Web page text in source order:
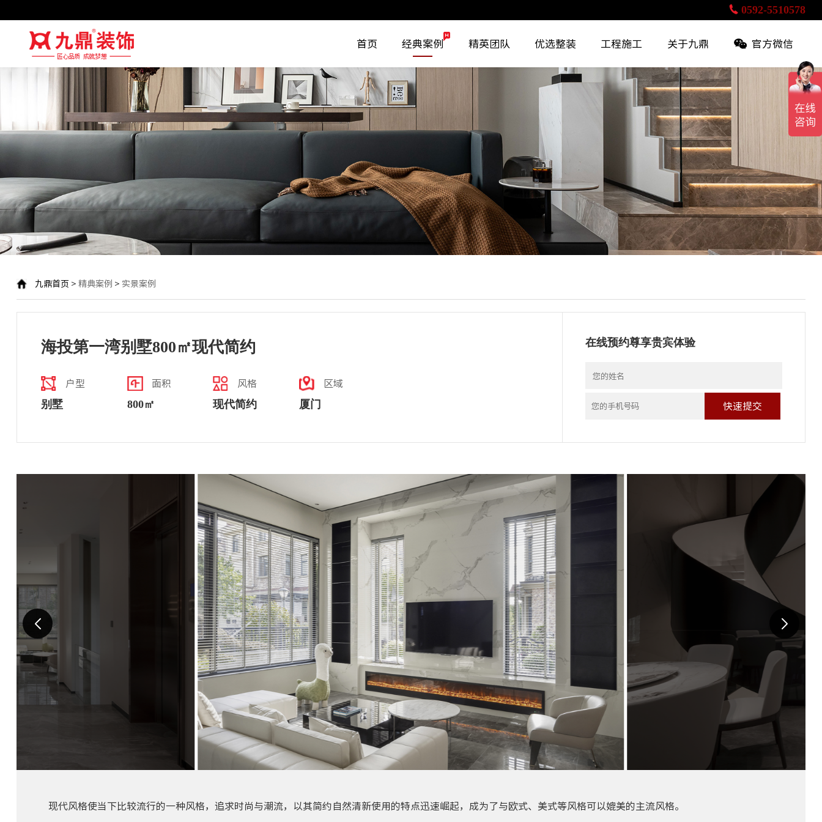
0592-5510578
首页 经典案例 精英团队 优选整装 工程施工 关于九鼎 官方微信
九鼎首页 > 精典案例 > 实景案例
海投第一湾别墅800㎡现代简约
户型
别墅
面积
800㎡
风格
现代简约
区域
厦门
在线预约尊享贵宾体验
快速提交
现代风格使当下比较流行的一种风格，追求时尚与潮流，以其简约自然清新使用的特点迅速崛起，成为了与欧式、美式等风格可以媲美的主流风格。